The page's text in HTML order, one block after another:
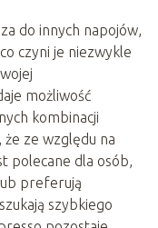
do innych napojów,
czyni je niezwykle
możliwość
kombinacji
ze względu na
polecane dla osób,
preferują
szybkiego